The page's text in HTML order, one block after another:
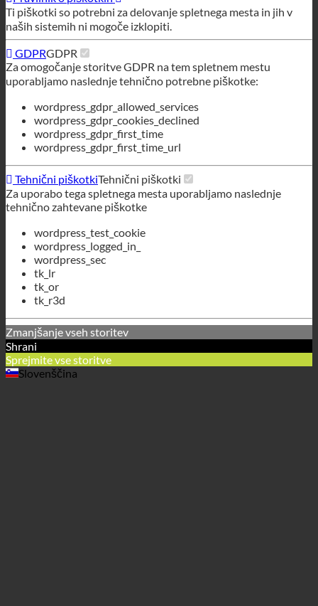
wordpress_gdpr_allowed_services
wordpress_gdpr_cookies_declined
wordpress_gdpr_first_time
wordpress_gdpr_first_time_url
Tehnični piškotkiTehnični piškotki
tehnično zahtevane piškotke
wordpress_test_cookie
wordpress_logged_in_
tk_lr
tk_or
tk_r3d
Zmanjšanje vseh storitev
Shrani
Sprejmite vse storitve
Slovenščina